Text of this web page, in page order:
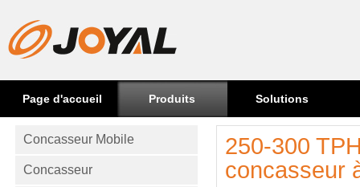
Page d'accueil Produits Solutions
Concasseur Mobile
Concasseur
250-300
concasseur